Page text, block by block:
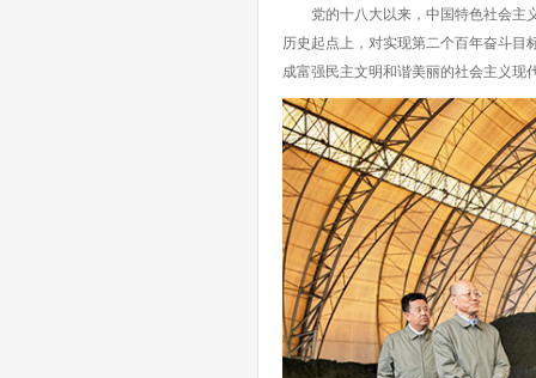
党的十八大以来，中国特色社会主义
历史起点上，对实现第二个百年奋斗目
成富强民主文明和谐美丽的社会主义现